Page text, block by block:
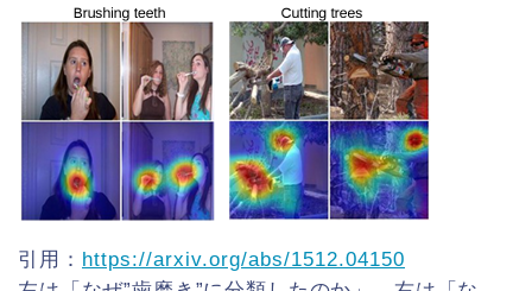
引用： https://arxiv.org/abs/1512.04150